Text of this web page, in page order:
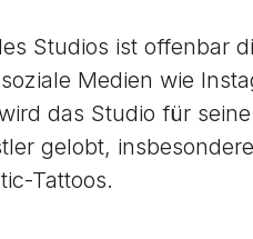
Studios ist offenbar
Medien wie
das Studio für seine
gelobt,
Tattoos.